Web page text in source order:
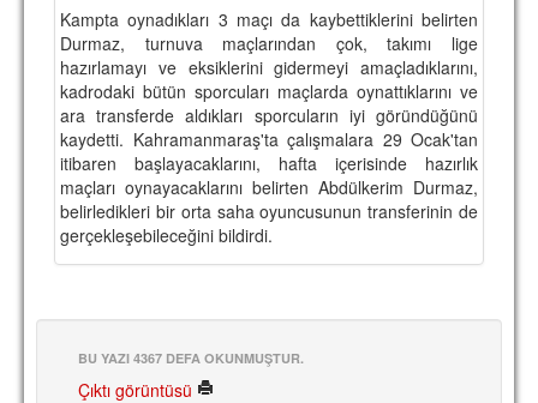
FOTOĞRAF & VİDEOLAR
MARŞ & TEZAHÜRATLAR
KULÜP
AMBLEM
SPOR TESİSLERİ
YÖNETİM KURULU
TARİHÇE
Kampta oynadıkları 3 maçı da kaybettiklerini belirten
Durmaz, turnuva maçlarından çok, takımı lige
hazırlamayı ve eksiklerini gidermeyi amaçladıklarını,
kadrodaki bütün sporcuları maçlarda oynattıklarını ve
ara transferde aldıkları sporcuların iyi göründüğünü
kaydetti. Kahramanmaraş'ta çalışmalara 29 Ocak'tan
itibaren başlayacaklarını, hafta içerisinde hazırlık
maçları oynayacaklarını belirten Abdülkerim Durmaz,
belirledikleri bir orta saha oyuncusunun transferinin de
gerçekleşebileceğini bildirdi.
BU YAZI 4367 DEFA OKUNMUŞTUR.
Çıktı görüntüsü